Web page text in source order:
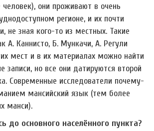
они проживают в очень
регионе, и их почти
не зная кого-то из местных. Такие
А. Каннисто, Б. Мункачи, А. Регули
мест и в их материалах можно найти
записи, но все они датируются второй
Современные исследователи почему-
мансийский язык (тем более
манси).
до основного населённого пункта?